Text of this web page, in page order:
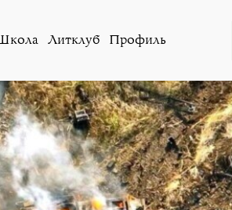
Литклуб Профиль
на полях лежат». Пропавшие